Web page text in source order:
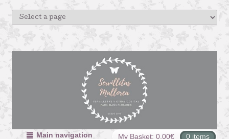
My Basket: 0,00€ 0 items
Main navigation